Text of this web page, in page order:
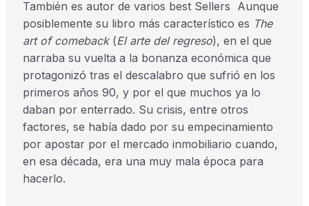
También es autor de varios best Sellers Aunque
posiblemente su libro más característico es The
art of comeback(El arte del regreso), en el que
narraba su vuelta a la bonanza económica que
protagonizó tras el descalabro que sufrió en los
primeros años 90, y por el que muchos ya lo
daban por enterrado. Su crisis, entre otros
factores, se había dado por su empecinamiento
por apostar por el mercado inmobiliario cuando,
en esa década, era una muy mala época para
hacerlo.